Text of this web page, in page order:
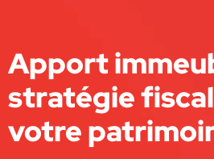
Apport
stratégie
votre